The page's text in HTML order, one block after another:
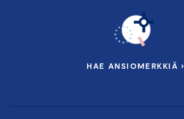
HAE ANSIOMERKKIÄ ›